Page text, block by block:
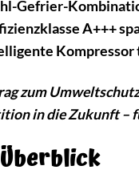
Gefrier-
A+++
zum
in die Zukunft –